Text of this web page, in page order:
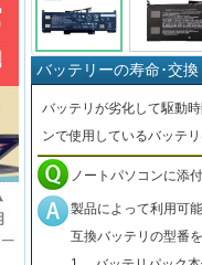
バッテリーの寿命･交
バッテリが劣化して駆動
ンで使用しているバッテ
ノートパソコンに添
製品によって利用可
互換バッテリの型番